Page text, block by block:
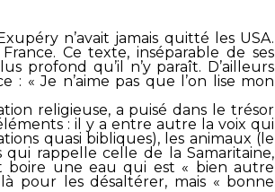
n’avait jamais quitté les USA.
Ce texte, inséparable de ses
profond qu’il n’y paraît. D’ailleurs
: « Je n’aime pas que l’on lise mon
religieuse, a puisé dans le trésor
: il y a entre autre la voix qui
quasi bibliques), les animaux (le
rappelle celle de la Samaritaine,
boire une eau qui est « bien autre
pour les désaltérer, mais « bonne